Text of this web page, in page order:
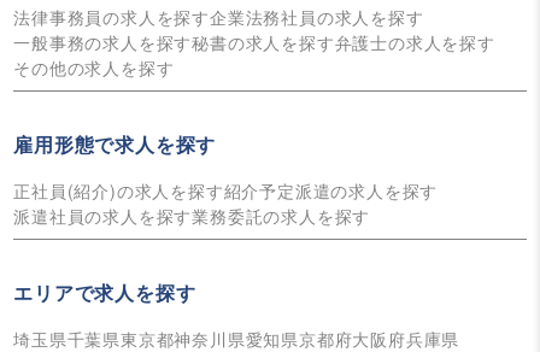
法律事務員の求人を探す企業法務社員の求人を探す
一般事務の求人を探す秘書の求人を探す弁護士の求人を探す
その他の求人を探す
雇用形態で求人を探す
正社員(紹介)の求人を探す紹介予定派遣の求人を探す
派遣社員の求人を探す業務委託の求人を探す
エリアで求人を探す
埼玉県千葉県東京都神奈川県愛知県京都府大阪府兵庫県